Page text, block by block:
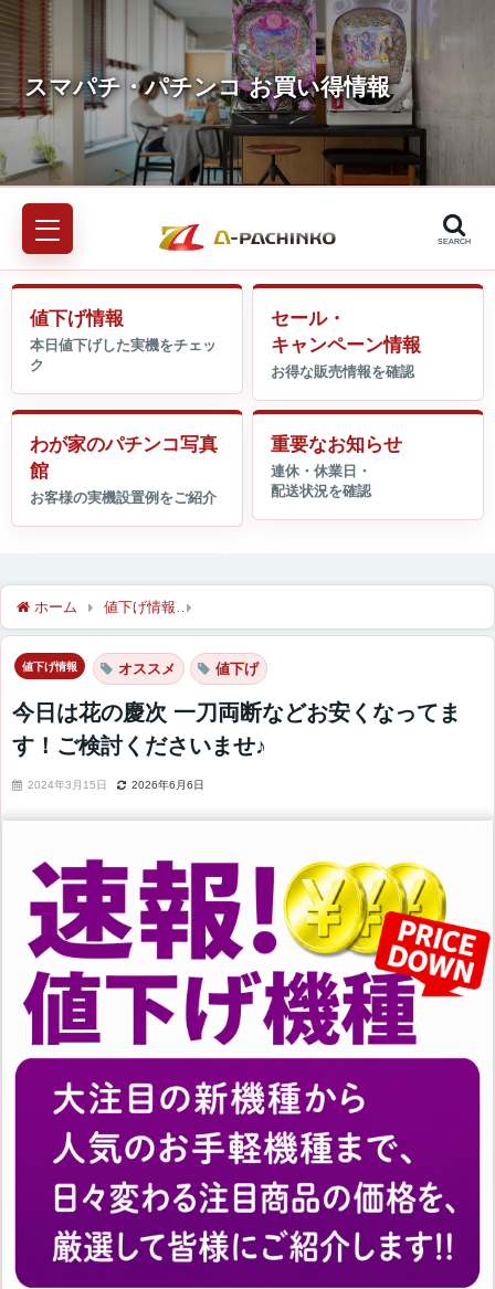
SEARCH
値下げ情報
セール・
キャンペーン情報
わが家のパチンコ写真
館
重要なお知らせ
ホーム 値下げ情報
値下げ情報 オススメ 値下げ
今日は花の慶次 一刀両断などお安くなってま
す！ご検討くださいませ♪
2024年3月15日 2026年6月6日